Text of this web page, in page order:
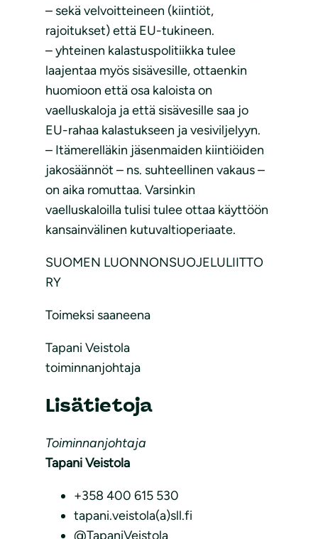
– sekä velvoitteineen (kiintiöt,
rajoitukset) että EU-tukineen.
– yhteinen kalastuspolitiikka tulee
laajentaa myös sisävesille, ottaenkin
huomioon että osa kaloista on
vaelluskaloja ja että sisävesille saa jo
EU-rahaa kalastukseen ja vesiviljelyyn.
– Itämerelläkin jäsenmaiden kiintiöiden
jakosäännöt – ns. suhteellinen vakaus –
on aika romuttaa. Varsinkin
vaelluskaloilla tulisi tulee ottaa käyttöön
kansainvälinen kutuvaltioperiaate.
SUOMEN LUONNONSUOJELULIITTO
RY
Toimeksi saaneena
Tapani Veistola
toiminnanjohtaja
Lisätietoja
Toiminnanjohtaja
Tapani Veistola
+358 400 615 530
tapani.veistola(a)sll.fi
@TapaniVeistola